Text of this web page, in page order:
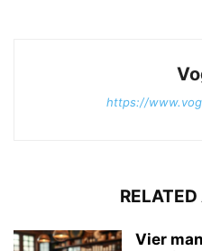
https://
Vier